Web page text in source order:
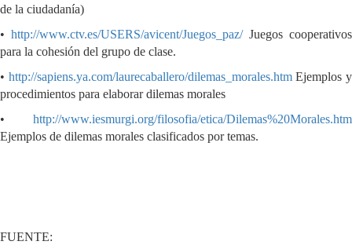
de la ciudadanía)
• http://www.ctv.es/USERS/avicent/Juegos_paz/Juegos cooperativos
para la cohesión del grupo de clase.
• http://sapiens.ya.com/laurecaballero/dilemas_morales.htmEjemplos y
procedimientos para elaborar dilemas morales
• http://www.iesmurgi.org/filosofia/etica/Dilemas%20Morales.htm
Ejemplos de dilemas morales clasificados por temas.
FUENTE: